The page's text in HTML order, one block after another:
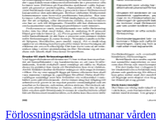
Förlossningsrädsla utmanar vården